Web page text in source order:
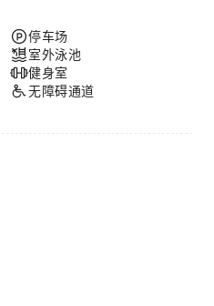
停车场
室外泳池
健身室
无障碍通道